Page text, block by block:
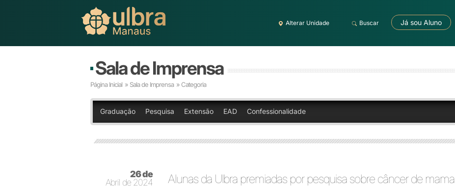
Alterar Unidade Buscar Já sou Aluno
Sala de Imprensa
Página Inicial » Sala de Imprensa » Categoria
Graduação Pesquisa Extensão EAD Confessionalidade
26 de
Abril de 2024
Alunas da Ulbra premiadas por pesquisa sobre câncer de mama